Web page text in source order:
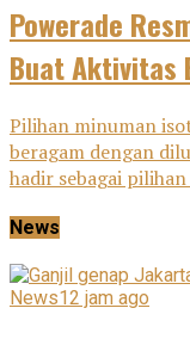
Powerade
Buat Aktivitas
Pilihan minuman
beragam dengan
hadir sebagai
News
News12 jam ago